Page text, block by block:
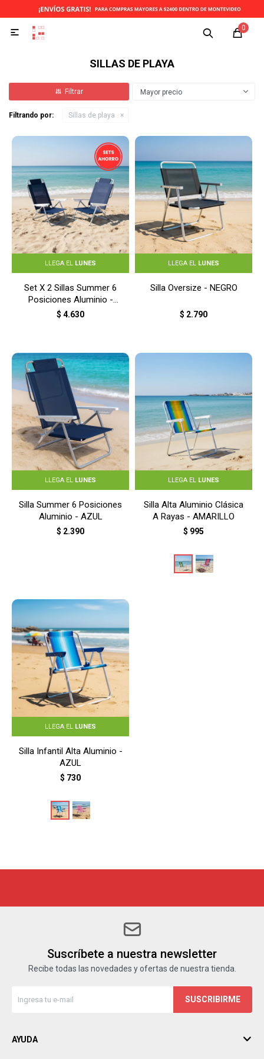
0

SILLAS DE PLAYA
Mayor precio
Filtrando por: Sillas de playa
LLEGA EL LUNES
Set X 2 Sillas Summer 6
Posiciones Aluminio -
AZUL
$ 4.630
LLEGA EL LUNES
Silla Oversize - NEGRO
$ 2.790
LLEGA EL LUNES
Silla Summer 6 Posiciones
Aluminio - AZUL
$ 2.390
LLEGA EL LUNES
Silla Alta Aluminio Clásica
A Rayas - AMARILLO
$ 995
LLEGA EL LUNES
Silla Infantil Alta Aluminio -
AZUL
$ 730
Suscríbete a nuestra newsletter
Recibe todas las novedades y ofertas de nuestra tienda.
SUSCRIBIRME
AYUDA